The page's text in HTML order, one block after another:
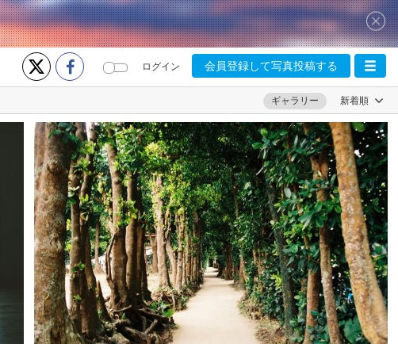
ログイン 会員登録して写真投稿する
ギャラリー 新着順
namaiki_una 2